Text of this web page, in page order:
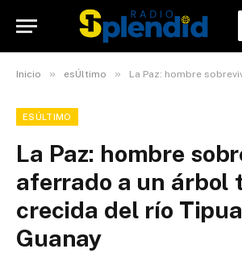
Inicio » esÚltimo » La Paz: hombre sobrevive aferrado a un
ESÚLTIMO
La Paz: hombre
aferrado a un árbol
crecida del río
Guanay